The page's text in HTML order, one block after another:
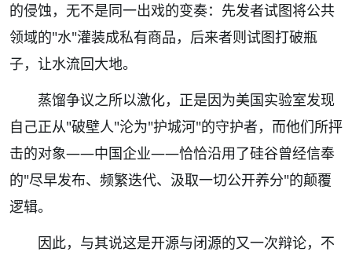
的侵蚀，无不是同一出戏的变奏：先发者试图将公共
领域的"水"灌装成私有商品，后来者则试图打破瓶
子，让水流回大地。
蒸馏争议之所以激化，正是因为美国实验室发现
自己正从"破壁人"沦为"护城河"的守护者，而他们所抨
击的对象——中国企业——恰恰沿用了硅谷曾经信奉
的"尽早发布、频繁迭代、汲取一切公开养分"的颠覆
逻辑。
因此，与其说这是开源与闭源的又一次辩论，不